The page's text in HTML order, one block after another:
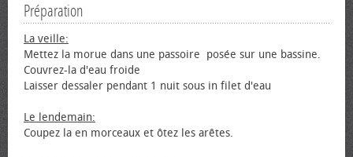
Préparation
La veille:
Mettez la morue dans une passoire posée sur une bassine.
Couvrez-la d'eau froide
Laisser dessaler pendant 1 nuit sous in filet d'eau
Le lendemain:
Coupez la en morceaux et ôtez les arêtes.